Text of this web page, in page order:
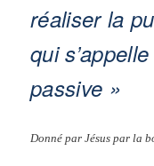
réaliser la
qui
passive »
Donné par Jésus par la